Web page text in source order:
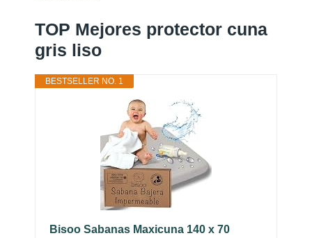
TOP Mejores protector cuna
gris liso
BESTSELLER NO. 1
Bisoo Sabanas Maxicuna 140 x 70